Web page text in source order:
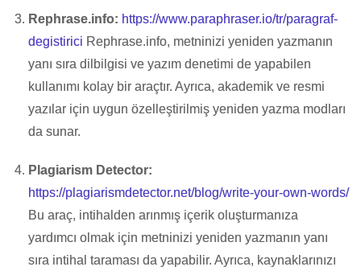
Rephrase.info: https://www.paraphraser.io/tr/paragraf-
degistirici Rephrase.info, metninizi yeniden yazmanın
yanı sıra dilbilgisi ve yazım denetimi de yapabilen
kullanımı kolay bir araçtır. Ayrıca, akademik ve resmi
yazılar için uygun özelleştirilmiş yeniden yazma modları
da sunar.
Plagiarism Detector:
https://plagiarismdetector.net/blog/write-your-own-words/
Bu araç, intihalden arınmış içerik oluşturmanıza
yardımcı olmak için metninizi yeniden yazmanın yanı
sıra intihal taraması da yapabilir. Ayrıca, kaynaklarınızı